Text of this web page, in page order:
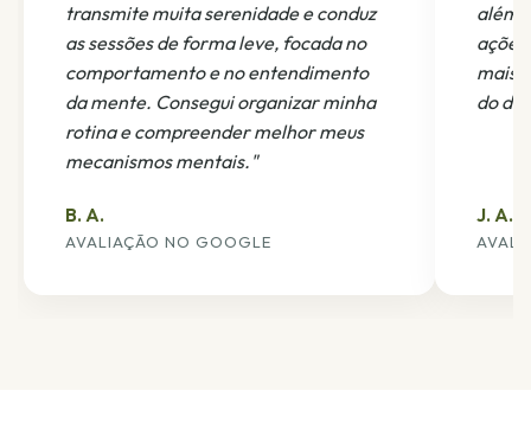
transmite muita serenidade e conduz
as sessões de forma leve, focada no
comportamento e no entendimento
da mente. Consegui organizar minha
rotina e compreender melhor meus
mecanismos mentais."
B. A.
AVALIAÇÃO NO GOOGLE
além
mais
do
J. A.